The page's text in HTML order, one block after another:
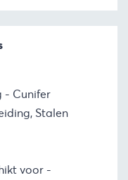
Cunifer
Stalen
voor